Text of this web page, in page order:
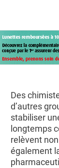
Des
d’autres
stabiliser
longtemps
relèvent
également